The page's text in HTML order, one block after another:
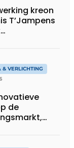
kreon
T’Jampens
& VERLICHTING
de